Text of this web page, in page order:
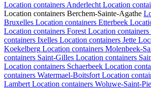
Location containers Anderlecht Location
Location containers Berchem-Sainte-Agathe
Bruxelles Location containers Etterbeek
Location containers Forest Location containers
containers Ixelles Location containers Jette
Koekelberg Location containers Molenbeek-
containers Saint-Gilles Location containers
Location containers Schaerbeek Location
containers Watermael-Boitsfort Location
Lambert Location containers Woluwe-Saint-